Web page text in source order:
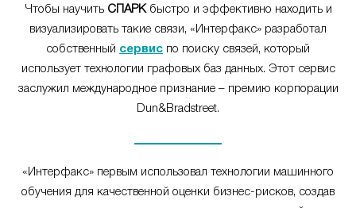
Чтобы научить СПАРКбыстро и эффективно находить и
визуализировать такие связи, «Интерфакс» разработал
собственный сервис по поиску связей, который
использует технологии графовых баз данных. Этот сервис
заслужил международное признание – премию корпорации
Dun&Bradstreet.
«Интерфакс» первым использовал технологии машинного
обучения для качественной оценки бизнес-рисков, создав